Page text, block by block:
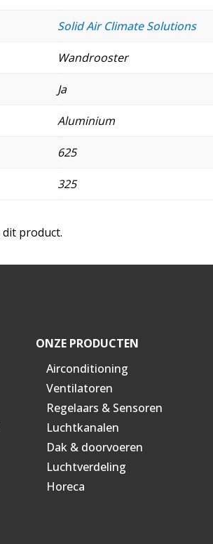
Solid Air Climate Solutions
Wandrooster
Ja
Aluminium
625
325
product.
ONZE PRODUCTEN
Airconditioning
Ventilatoren
Regelaars & Sensoren
Luchtkanalen
Dak & doorvoeren
Luchtverdeling
Horeca